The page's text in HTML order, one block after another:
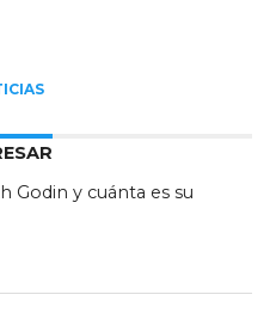
Godin y cuánta es su